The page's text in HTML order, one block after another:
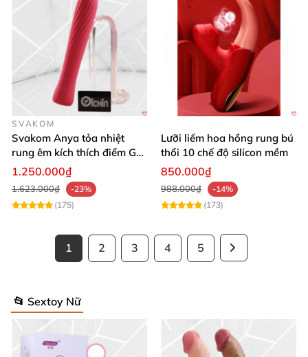
SVAKOM
Svakom Anya tỏa nhiệt
rung êm kích thích điểm G
silicon Mỹ cao cấp an toàn
1.250.000₫
1.623.000₫
-23%
(175)
Lưỡi liếm hoa hồng rung bú
thổi 10 chế độ silicon mềm
850.000₫
988.000₫
-14%
(173)
1 2 3 4 5
📂 Sextoy Nữ